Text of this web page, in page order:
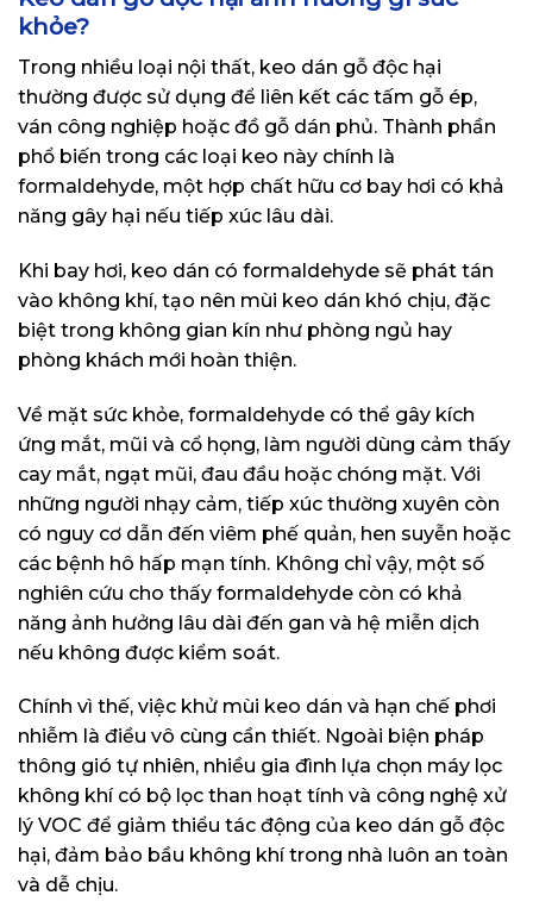
khỏe?
Trong nhiều loại nội thất, keo dán gỗ độc hại
thường được sử dụng để liên kết các tấm gỗ ép,
ván công nghiệp hoặc đồ gỗ dán phủ. Thành phần
phổ biến trong các loại keo này chính là
formaldehyde, một hợp chất hữu cơ bay hơi có khả
năng gây hại nếu tiếp xúc lâu dài.
Khi bay hơi, keo dán có formaldehyde sẽ phát tán
vào không khí, tạo nên mùi keo dán khó chịu, đặc
biệt trong không gian kín như phòng ngủ hay
phòng khách mới hoàn thiện.
Về mặt sức khỏe, formaldehyde có thể gây kích
ứng mắt, mũi và cổ họng, làm người dùng cảm thấy
cay mắt, ngạt mũi, đau đầu hoặc chóng mặt. Với
những người nhạy cảm, tiếp xúc thường xuyên còn
có nguy cơ dẫn đến viêm phế quản, hen suyễn hoặc
các bệnh hô hấp mạn tính. Không chỉ vậy, một số
nghiên cứu cho thấy formaldehyde còn có khả
năng ảnh hưởng lâu dài đến gan và hệ miễn dịch
nếu không được kiểm soát.
Chính vì thế, việc khử mùi keo dán và hạn chế phơi
nhiễm là điều vô cùng cần thiết. Ngoài biện pháp
thông gió tự nhiên, nhiều gia đình lựa chọn máy lọc
không khí có bộ lọc than hoạt tính và công nghệ xử
lý VOC để giảm thiểu tác động của keo dán gỗ độc
hại, đảm bảo bầu không khí trong nhà luôn an toàn
và dễ chịu.